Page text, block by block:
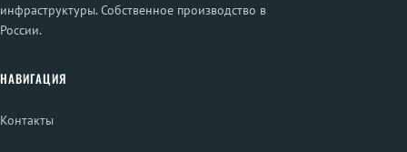
инфраструктуры. Собственное производство в
России.
НАВИГАЦИЯ
Контакты